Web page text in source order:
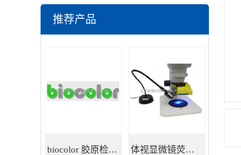
推荐产品
biocolor 胶原检测试剂盒 体视显微镜荧光适配器